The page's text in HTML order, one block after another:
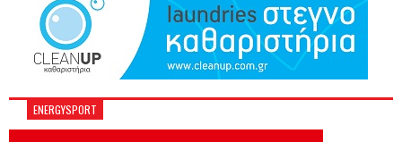
ENERGYSPORT